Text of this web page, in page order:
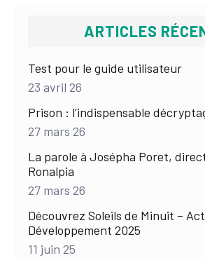
ARTICLES
Test pour le guide utilisateur
23 avril 26
Prison : l’indispensable
27 mars 26
La parole à Josépha Poret,
Ronalpia
27 mars 26
Découvrez Soleils de Minuit –
Développement 2025
11 juin 25